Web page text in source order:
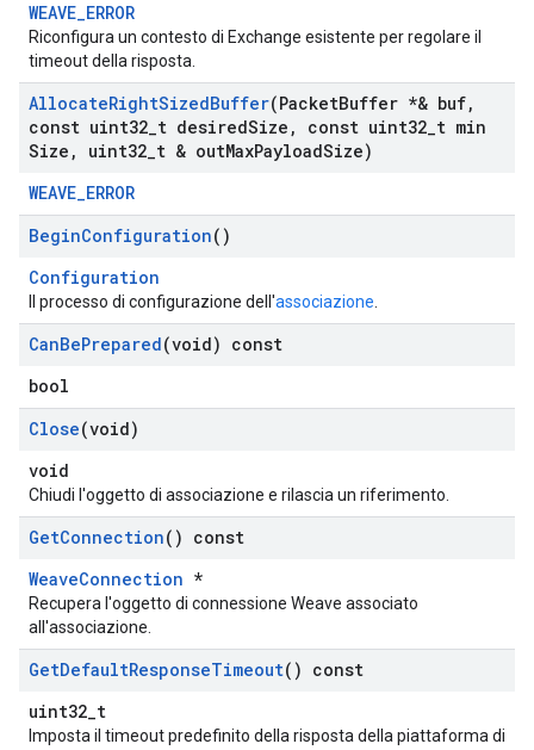
WEAVE_ERROR
Riconfigura un contesto di Exchange esistente per regolare il
timeout della risposta.
AllocateRightSizedBuffer(PacketBuffer *& buf,
const uint32 t desiredSize , const uint32 t min
Size , uint32 t & outMaxPayloadSize)
WEAVE_ERROR
BeginConfiguration()
Configuration
Il processo di configurazione dell'associazione
CanBePrepared(void) const
bool
Close(void)
void
Chiudi l'oggetto di associazione e rilascia un riferimento.
GetConnection() const
WeaveConnection *
Recupera l'oggetto di connessione Weave associato
all'associazione.
GetDefaultResponseTimeout() const
uint32_t
Imposta il timeout predefinito della risposta della piattaforma di